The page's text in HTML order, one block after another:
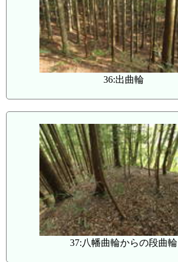
36:出曲輪
37:八幡曲輪からの段曲輪